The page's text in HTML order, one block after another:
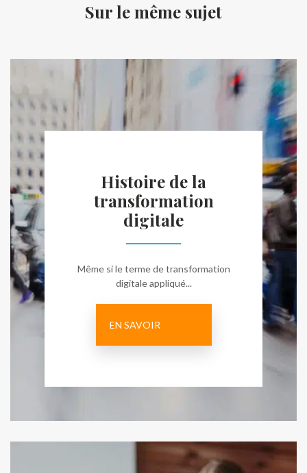
Sur le même sujet
Histoire de la
transformation
digitale
Même si le terme de transformation
digitale appliqué...
EN SAVOIR